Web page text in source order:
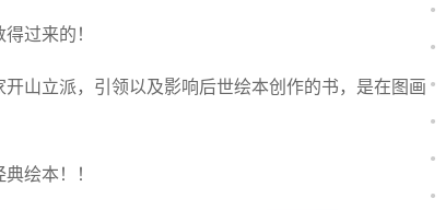
过来的！
山立派，引领以及影响后世绘本创作的书，是在图画
绘本！！